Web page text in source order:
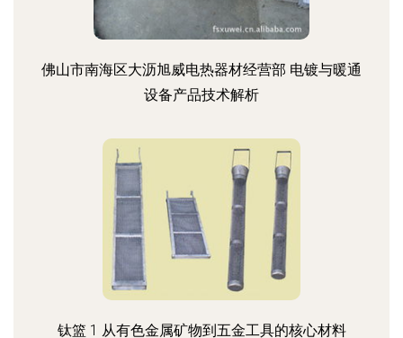
佛山市南海区大沥旭威电热器材经营部 电镀与暖通
设备产品技术解析
钛篮 1 从有色金属矿物到五金工具的核心材料